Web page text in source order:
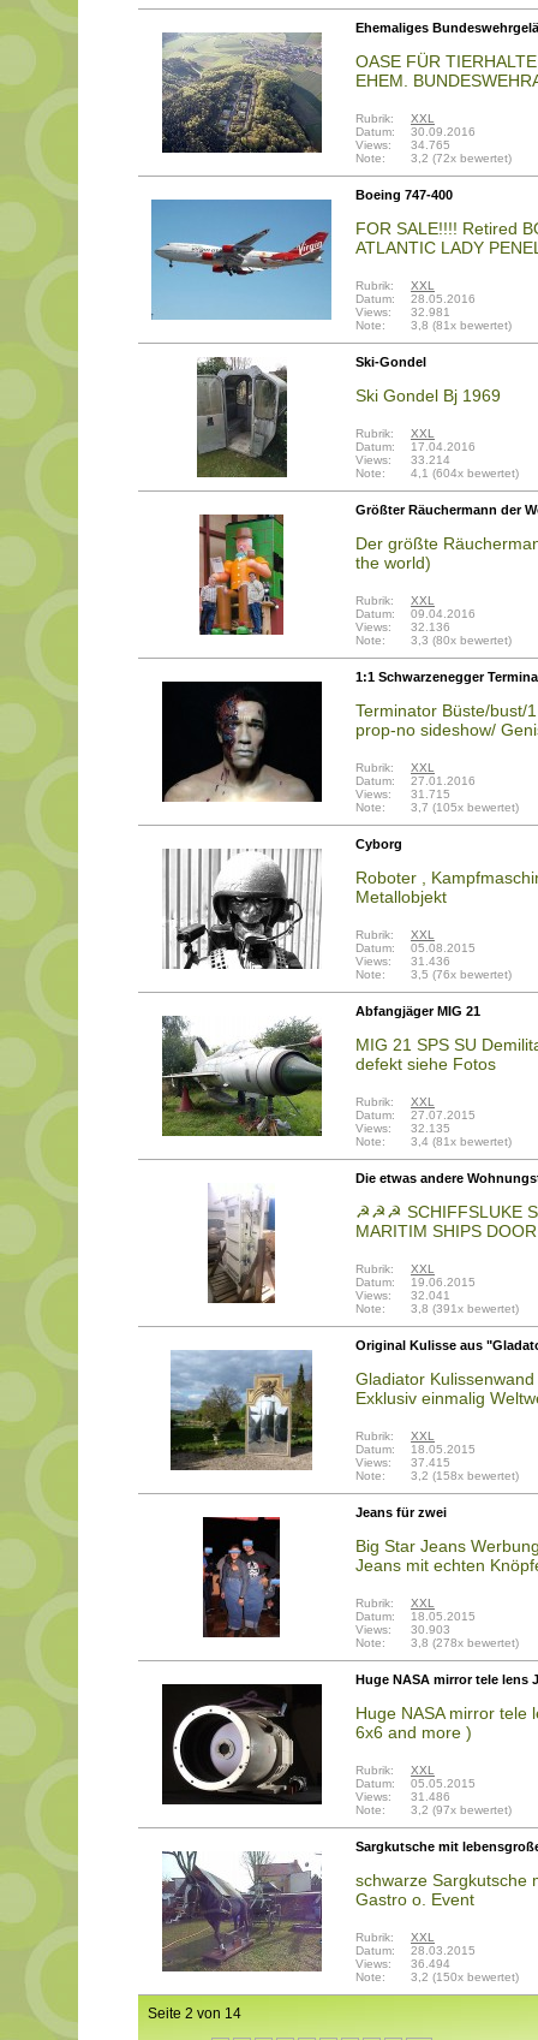
Ehemaliges
OASE FÜR
EHEM.
Rubrik:
XXL
Datum:
30.09.2016
Views:
34.765
Note:
3,2 (72x bewertet)
Boeing 747-400
FOR SALE!!!! Retired
ATLANTIC LADY
Rubrik:
XXL
Datum:
28.05.2016
Views:
32.981
Note:
3,8 (81x bewertet)
Ski-Gondel
Ski Gondel Bj 1969
Rubrik:
XXL
Datum:
17.04.2016
Views:
33.214
Note:
4,1 (604x bewertet)
Größter Räuchermann der
Der größte
the world)
Rubrik:
XXL
Datum:
09.04.2016
Views:
32.136
Note:
3,3 (80x bewertet)
1:1 Schwarzenegger
Terminator Büste/bust/
prop-no sideshow/
Rubrik:
XXL
Datum:
27.01.2016
Views:
31.715
Note:
3,7 (105x bewertet)
Cyborg
Roboter ,
Metallobjekt
Rubrik:
XXL
Datum:
05.08.2015
Views:
31.436
Note:
3,5 (76x bewertet)
Abfangjäger MIG 21
MIG 21 SPS SU
defekt siehe Fotos
Rubrik:
XXL
Datum:
27.07.2015
Views:
32.135
Note:
3,4 (81x bewertet)
Die etwas andere
☭☭☭ SCHIFFSLUKE
MARITIM SHIPS
Rubrik:
XXL
Datum:
19.06.2015
Views:
32.041
Note:
3,8 (391x bewertet)
Original Kulisse aus
Gladiator
Exklusiv einmalig
Rubrik:
XXL
Datum:
18.05.2015
Views:
37.415
Note:
3,2 (158x bewertet)
Jeans für zwei
Big Star Jeans
Jeans mit echten
Rubrik:
XXL
Datum:
18.05.2015
Views:
30.903
Note:
3,8 (278x bewertet)
Huge NASA mirror tele lens
Huge NASA mirror tele
6x6 and more )
Rubrik:
XXL
Datum:
05.05.2015
Views:
31.486
Note:
3,2 (97x bewertet)
Sargkutsche mit
schwarze Sargkutsche
Gastro o. Event
Rubrik:
XXL
Datum:
28.03.2015
Views:
36.494
Note:
3,2 (150x bewertet)
Seite 2 von 14